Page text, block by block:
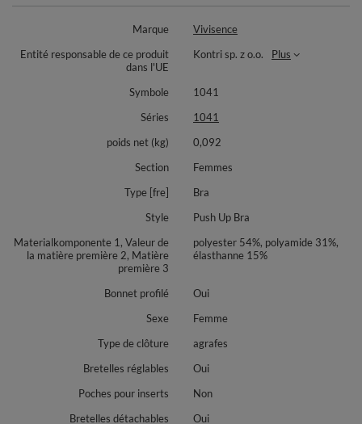
beige dentelle
la fermeture aux agrafes : 2 crochets en 3 positions de régulation
Composition :
couleur beige dentelle : 47% polyester, 25% polyamide, 20% nylon, 8%
Marque
Vivisence
Entité responsable de ce produit
dans l'UE
Kontri sp. z o.o. Plus
Symbole
1041
Séries
1041
poids net (kg)
0,092
Section
Femmes
Type [fre]
Bra
Style
Push Up Bra
Materialkomponente 1, Valeur de
la matière première 2, Matière
première 3
polyester 54%, polyamide 31%,
élasthanne 15%
Bonnet profilé
Oui
Sexe
Femme
Type de clôture
agrafes
Bretelles réglables
Oui
Poches pour inserts
Non
Bretelles détachables
Oui